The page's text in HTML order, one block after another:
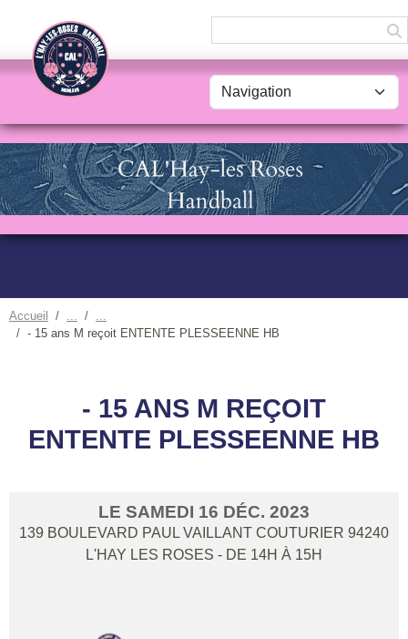
Accueil
- 15 ans M reçoit ENTENTE PLESSEENNE HB
- 15 ANS M REÇOIT
ENTENTE PLESSEENNE HB
LE SAMEDI 16 DÉC. 2023
139 BOULEVARD PAUL VAILLANT COUTURIER 94240
L'HAY LES ROSES - DE 14H À 15H